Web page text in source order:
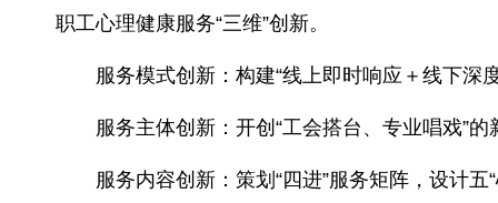
职工心理健康服务“三维”创新。
服务模式创新：构建“线上即时响应＋线下深
服务主体创新：开创“工会搭台、专业唱戏”
服务内容创新：策划“四进”服务矩阵，设计